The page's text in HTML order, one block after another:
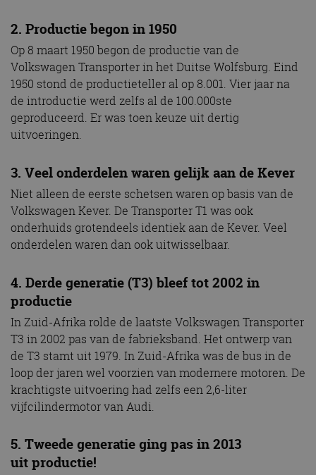
2. Productie begon in 1950
Op 8 maart 1950 begon de productie van de
Volkswagen Transporter in het Duitse Wolfsburg. Eind
1950 stond de productieteller al op 8.001. Vier jaar na
de introductie werd zelfs al de 100.000ste
geproduceerd. Er was toen keuze uit dertig
uitvoeringen.
3. Veel onderdelen waren gelijk aan de Kever
Niet alleen de eerste schetsen waren op basis van de
Volkswagen Kever. De Transporter T1 was ook
onderhuids grotendeels identiek aan de Kever. Veel
onderdelen waren dan ook uitwisselbaar.
4. Derde generatie (T3) bleef tot 2002 in
productie
In Zuid-Afrika rolde de laatste Volkswagen Transporter
T3 in 2002 pas van de fabrieksband. Het ontwerp van
de T3 stamt uit 1979. In Zuid-Afrika was de bus in de
loop der jaren wel voorzien van modernere motoren. De
krachtigste uitvoering had zelfs een 2,6-liter
vijfcilindermotor van Audi.
5. Tweede generatie ging pas in 2013
uit productie!